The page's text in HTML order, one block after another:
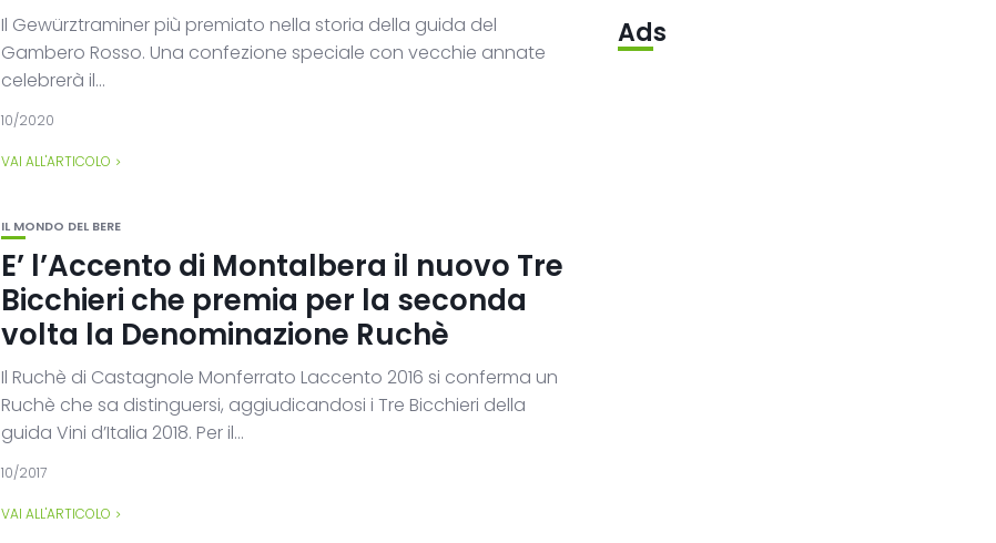
Il Gewürztraminer più premiato nella storia della guida del
Gambero Rosso. Una confezione speciale con vecchie annate
celebrerà il...
10/2020
VAI ALL'ARTICOLO
IL MONDO DEL BERE
E’ l’Accento di Montalbera il nuovo Tre
Bicchieri che premia per la seconda
volta la Denominazione Ruchè
Il Ruchè di Castagnole Monferrato Laccento 2016 si conferma un
Ruchè che sa distinguersi, aggiudicandosi i Tre Bicchieri della
guida Vini d’Italia 2018. Per il...
10/2017
VAI ALL'ARTICOLO
Ads